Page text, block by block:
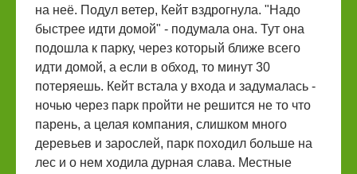
на неё. Подул ветер, Кейт вздрогнула. "Надо
быстрее идти домой" - подумала она. Тут она
подошла к парку, через который ближе всего
идти домой, а если в обход, то минут 30
потеряешь. Кейт встала у входа и задумалась -
ночью через парк пройти не решится не то что
парень, а целая компания, слишком много
деревьев и зарослей, парк походил больше на
лес и о нем ходила дурная слава. Местные